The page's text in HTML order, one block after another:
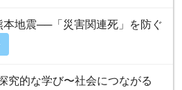
本地震──「災害関連死」を防ぐ
究的な学び〜社会につながる